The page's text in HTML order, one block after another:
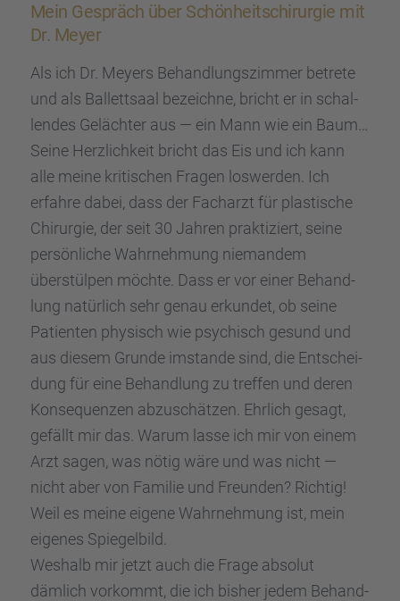
Mein Gespräch über Schön­heits­chir­ur­gie mit
Dr. Meyer
Als ich Dr. Meyers Behand­lungs­zim­mer betrete
und als Ballett­saal bezeichne, bricht er in schal­
len­des Geläch­ter aus — ein Mann wie ein Baum…
Seine Herzlich­keit bricht das Eis und ich kann
alle meine kriti­schen Fragen loswer­den. Ich
erfahre dabei, dass der Facharzt für plasti­sche
Chirur­gie, der seit 30 Jahren prakti­ziert, seine
persön­li­che Wahrneh­mung nieman­dem
überstül­pen möchte. Dass er vor einer Behand­
lung natür­lich sehr genau erkun­det, ob seine
Patien­ten physisch wie psychisch gesund und
aus diesem Grunde imstande sind, die Entschei­
dung für eine Behand­lung zu treffen und deren
Konse­quen­zen abzuschät­zen. Ehrlich gesagt,
gefällt mir das. Warum lasse ich mir von einem
Arzt sagen, was nötig wäre und was nicht —
nicht aber von Familie und Freun­den? Richtig!
Weil es meine eigene Wahrneh­mung ist, mein
eigenes Spiegel­bild.
Weshalb mir jetzt auch die Frage absolut
dämlich vorkommt, die ich bisher jedem Behand­